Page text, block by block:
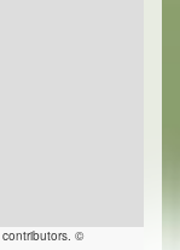
contributors. ©